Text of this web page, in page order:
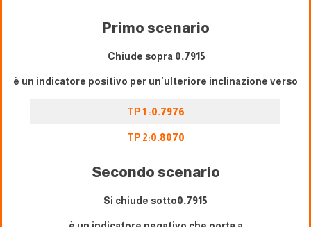
Primo scenario
Chiude sopra 0.7915
è un indicatore positivo per un'ulteriore inclinazione verso
TP 1 :0.7976
TP 2:0.8070
Secondo scenario
Si chiude sotto0.7915